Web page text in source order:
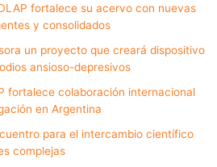
fortalece su acervo con nuevas
y consolidados
un proyecto que creará dispositivo
ansioso-depresivos
fortalece colaboración internacional
en Argentina
para el intercambio científico
complejas